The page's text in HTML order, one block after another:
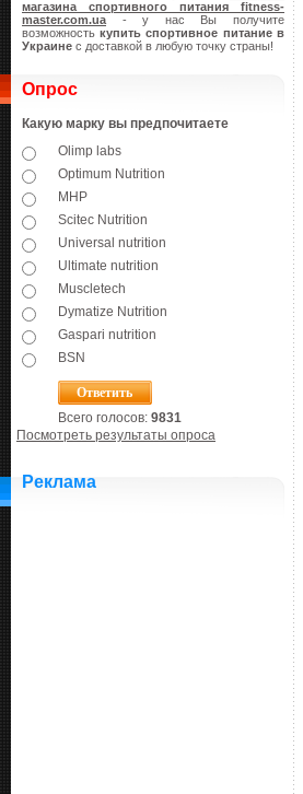
магазина спортивного питания
fitness-
master.com.ua - у нас Вы получите
возможностькупить спортивное питание в
Украине с доставкой в любую точку страны!
Опрос
Какую марку вы предпочитаете
Olimp labs
Optimum Nutrition
MHP
Scitec Nutrition
Universal nutrition
Ultimate nutrition
Muscletech
Dymatize Nutrition
Gaspari nutrition
BSN
Всего голосов: 9831
Посмотреть результаты опроса
Реклама